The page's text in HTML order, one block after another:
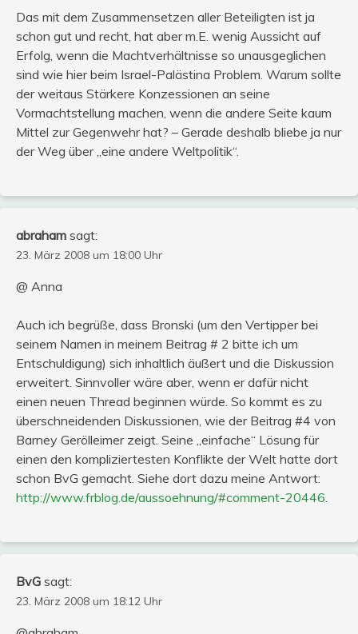
Das mit dem Zusammensetzen aller Beteiligten ist ja
schon gut und recht, hat aber m.E. wenig Aussicht auf
Erfolg, wenn die Machtverhältnisse so unausgeglichen
sind wie hier beim Israel-Palästina Problem. Warum sollte
der weitaus Stärkere Konzessionen an seine
Vormachtstellung machen, wenn die andere Seite kaum
Mittel zur Gegenwehr hat? – Gerade deshalb bliebe ja nur
der Weg über „eine andere Weltpolitik“.
abraham sagt:
23. März 2008 um 18:00 Uhr
@ Anna
Auch ich begrüße, dass Bronski (um den Vertipper bei
seinem Namen in meinem Beitrag # 2 bitte ich um
Entschuldigung) sich inhaltlich äußert und die Diskussion
erweitert. Sinnvoller wäre aber, wenn er dafür nicht
einen neuen Thread beginnen würde. So kommt es zu
überschneidenden Diskussionen, wie der Beitrag #4 von
Barney Gerölleimer zeigt. Seine „einfache“ Lösung für
einen den kompliziertesten Konflikte der Welt hatte dort
schon BvG gemacht. Siehe dort dazu meine Antwort:
http://www.frblog.de/aussoehnung/#comment-20446
BvG sagt:
23. März 2008 um 18:12 Uhr